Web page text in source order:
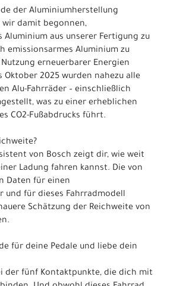
der Aluminiumherstellung
wir damit begonnen,
Aluminium aus unserer Fertigung zu
emissionsarmes Aluminium zu
erneuerbarer Energien
2025 wurden nahezu alle
Alu-Fahrräder – einschließlich
was zu einer erheblichen
CO2-Fußabdrucks führt.
von Bosch zeigt dir, wie weit
Ladung fahren kannst. Die von
Daten für einen
und für dieses Fahrradmodell
Schätzung der Reichweite von
für deine Pedale und liebe dein
der fünf Kontaktpunkte, die dich mit